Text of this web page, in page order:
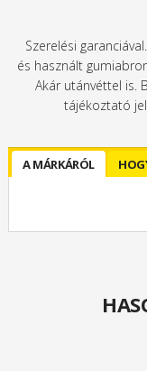
Szerelési
és használt
Akár utánvéttel is.
tájékoztató
A MÁRKÁRÓL